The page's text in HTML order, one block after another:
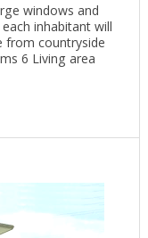
windows and
inhabitant will
from countryside
6 Living area